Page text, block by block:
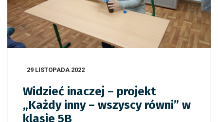
29 LISTOPADA 2022
Widzieć inaczej – projekt
„Każdy inny – wszyscy równi” w
klasie 5B